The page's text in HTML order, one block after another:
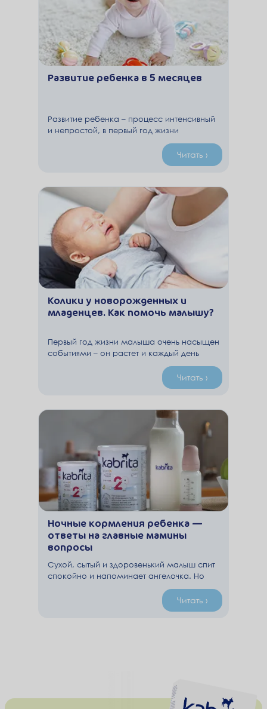
Развитие ребенка в 5 месяцев
Развитие ребенка – процесс интенсивный
и непростой, в первый год жизни
родителям необходимо с особой
внимательностью следить за тем, как
развивается их малыш. Навыки, которых
будут обновляться день за днем, и тут
важно понимать – где норма, а где
отклонение.
Читать ›
Колики у новорожденных и
младенцев. Как помочь малышу?
Первый год жизни малыша очень насыщен
событиями – он растет и каждый день
радует родителей новыми успехами. С
активным ростом и развитием связаны и
расстройства пищеварения, которых
Читать ›
Ночные кормления ребенка —
ответы на главные мамины
вопросы
Сухой, сытый и здоровенький малыш спит
спокойно и напоминает ангелочка. Но
просыпаться, капризничать. Одна из
причин ночных пробуждений — он
Читать ›